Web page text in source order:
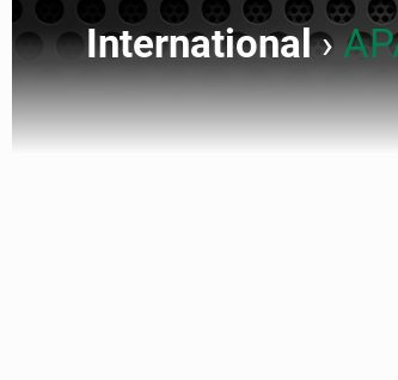
International›